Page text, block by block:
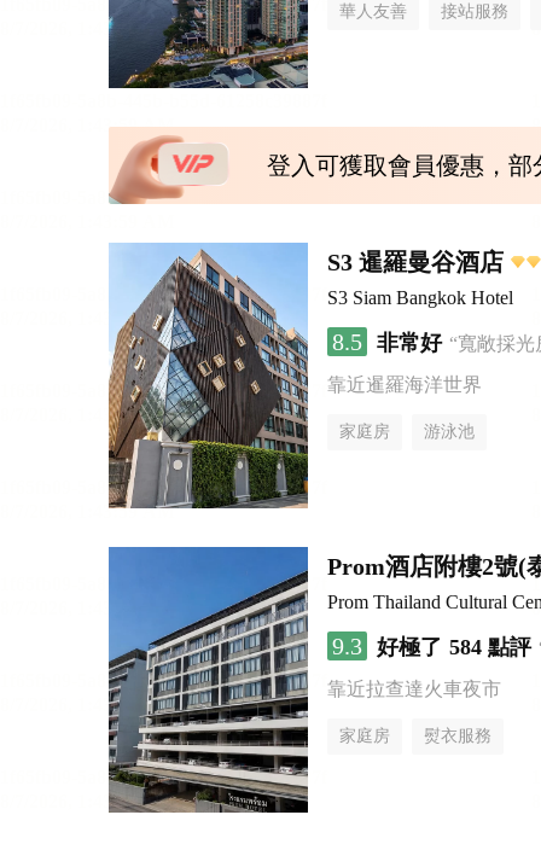
華人友善 接站服務
登入可獲取會員優惠，
S3 暹羅曼谷酒店
S3 Siam Bangkok Hotel
8.5 非常好 “寬敞採
靠近暹羅海洋世界
家庭房 游泳池
Prom酒店附樓2號(
Prom Thailand Cultural
9.3 好極了 584 點評
靠近拉查達火車夜市
家庭房 熨衣服務